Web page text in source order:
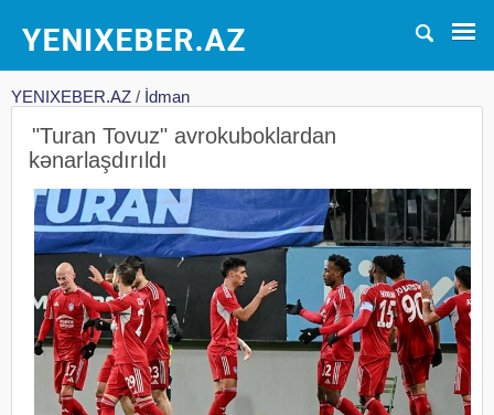
YENIXEBER.AZ / İdman
"Turan Tovuz" avrokuboklardan
kənarlaşdırıldı